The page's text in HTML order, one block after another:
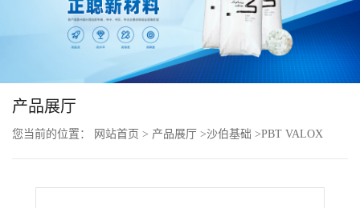
公
产品展厅
您当前的位置： 网站首页 > 产品展厅 >沙伯基础 >PBT VALOX